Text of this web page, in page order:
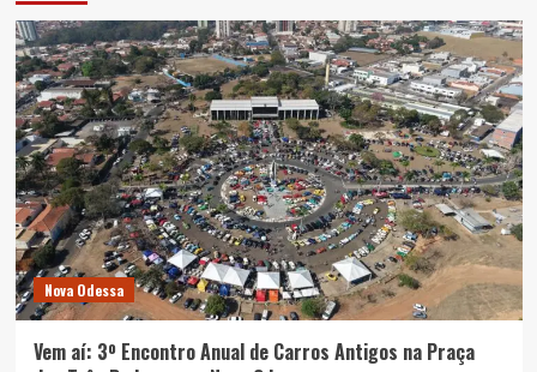
Nova Odessa
Vem aí: 3º Encontro Anual de Carros Antigos na Praça